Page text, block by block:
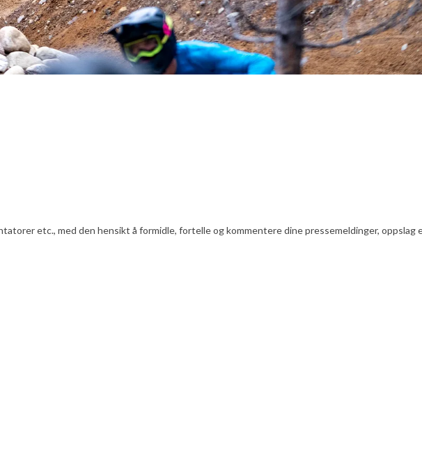
etc., med den hensikt å formidle, fortelle og kommentere dine pressemeldinger,